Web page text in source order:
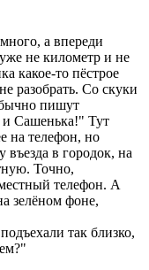
а впереди
не километр и не
какое-то пёстрое
разобрать. Со скуки
пишут
Сашенька!" Тут
на телефон, но
в городок, на
Точно,
телефон. А
зелёном фоне,
так близко,